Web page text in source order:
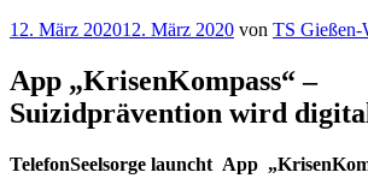
Veröffentlicht
12. März 202012. März 2020 von TS Gießen-
App „KrisenKompass“ –
Suizidprävention wird
TelefonSeelsorge launcht App